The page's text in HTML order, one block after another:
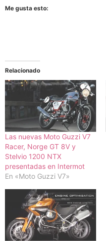
Me gusta esto:
Relacionado
Las nuevas Moto Guzzi V7
Racer, Norge GT 8V y
Stelvio 1200 NTX
presentadas en Intermot
En «Moto Guzzi V7»